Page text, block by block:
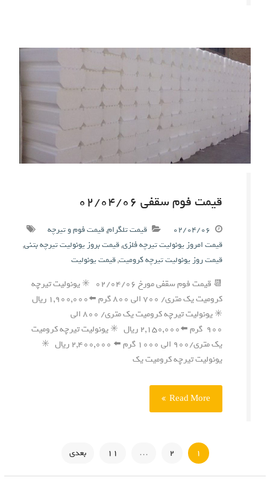
قیمت فوم سقفی ۰۲/۰۴/۰۶
۰۲/۰۴/۰۶ قیمت تلگرام,قیمت فوم و تیرچه
قیمت امروز یونولیت تیرچه فلزی,قیمت بروز یونولیت تیرچه بتنی,
قیمت روز یونولیت تیرچه کرومیت,قیمت یونولیت
📆 قیمت فوم سقفی مورخ ۰۲/۰۴/۰۶ ✳️ یونولیت تیرچه
کرومیت یک متری/ ۷۰۰ الی ۸۰۰ گرم ⬅️۱,۹۰۰,۰۰۰ ریال
✳️ یونولیت تیرچه کرومیت یک متری/ ۸۰۰ الی
۹۰۰ گرم ⬅️۲,۱۵۰,۰۰۰ ریال ✳️ یونولیت تیرچه کرومیت
یک متری/۹۰۰ الی ۱۰۰۰ گرم ⬅️ ۲,۴۰۰,۰۰۰ ریال ✳️
یونولیت تیرچه کرومیت یک
Read More
ا
1
2
…
11 بعدی